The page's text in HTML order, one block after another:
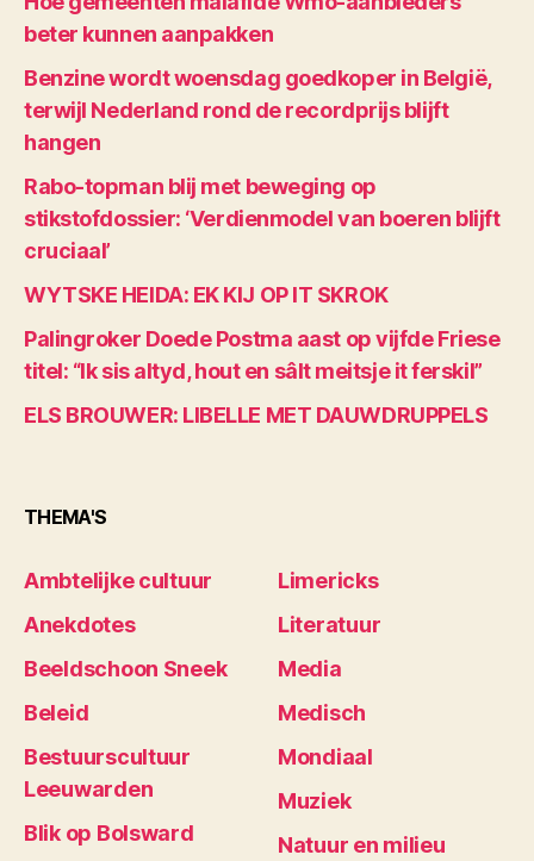
beter kunnen aanpakken
Benzine wordt woensdag goedkoper in België,
terwijl Nederland rond de recordprijs blijft
hangen
Rabo-topman blij met beweging op
stikstofdossier: ‘Verdienmodel van boeren blijft
cruciaal’
WYTSKE HEIDA: EK KIJ OP IT SKROK
Palingroker Doede Postma aast op vijfde Friese
titel: “Ik sis altyd, hout en sâlt meitsje it ferskil”
ELS BROUWER: LIBELLE MET DAUWDRUPPELS
THEMA'S
Ambtelijke cultuur
Anekdotes
Beeldschoon Sneek
Beleid
Bestuurscultuur
Leeuwarden
Blik op Bolsward
Limericks
Literatuur
Media
Medisch
Mondiaal
Muziek
Natuur en milieu